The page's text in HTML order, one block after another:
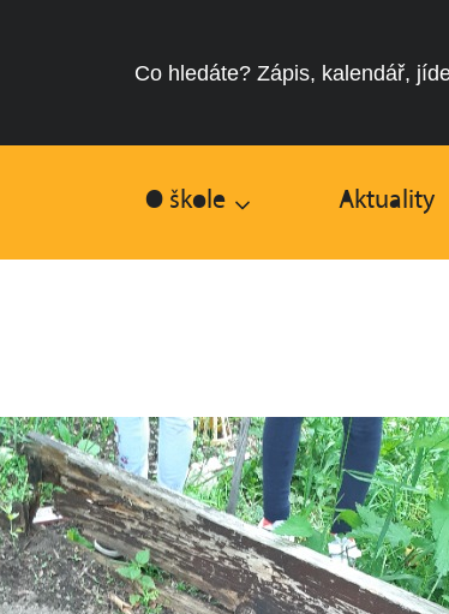
Co hledáte? Zápis, kalendář,
O škole Aktuality